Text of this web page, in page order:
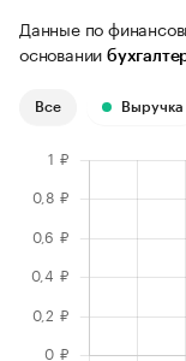
Данные по
основании
Все Выручка